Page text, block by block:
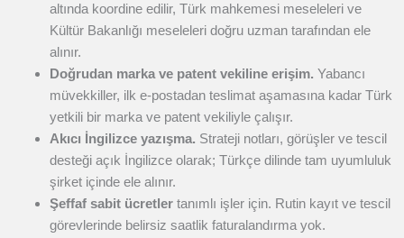
altında koordine edilir, Türk mahkemesi meseleleri ve
Kültür Bakanlığı meseleleri doğru uzman tarafından ele
alınır.
Doğrudan marka ve patent vekiline erişim. Yabancı
müvekkiller, ilk e-postadan teslimat aşamasına kadar Türk
yetkili bir marka ve patent vekiliyle çalışır.
Akıcı İngilizce yazışma. Strateji notları, görüşler ve tescil
desteği açık İngilizce olarak; Türkçe dilinde tam uyumluluk
şirket içinde ele alınır.
Şeffaf sabit ücretler tanımlı işler için. Rutin kayıt ve tescil
görevlerinde belirsiz saatlik faturalandırma yok.